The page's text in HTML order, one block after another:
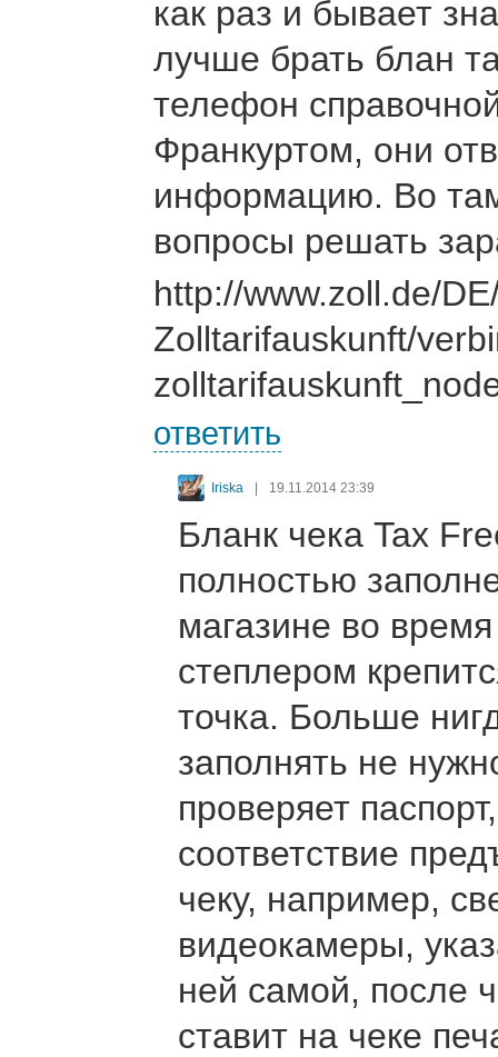
как раз и бывает
лучше брать блан
телефон
Франкуртом, они
информацию. Во
вопросы решать
http://www.zoll.de/
Zolltarifauskunft/
ответить
Iriska 19.11.2014 23:39
Бланк чека Tax
полностью
магазине во
степлером
точка. Больше
заполнять не
проверяет
соответствие
чеку, например,
видеокамеры,
ней самой, после
ставит на чеке